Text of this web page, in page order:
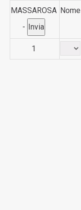
MASSAROSA
-
Nome
1